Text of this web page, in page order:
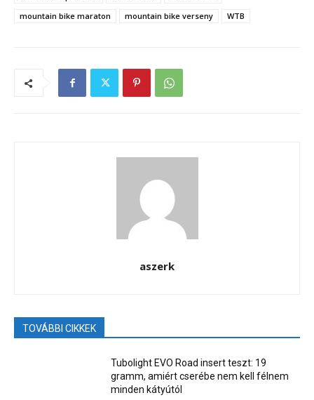
mountain bike maraton
mountain bike verseny WTB
aszerk
TOVÁBBI CIKKEK
Tubolight EVO Road insert teszt: 19
gramm, amiért cserébe nem kell félnem
minden kátyútól